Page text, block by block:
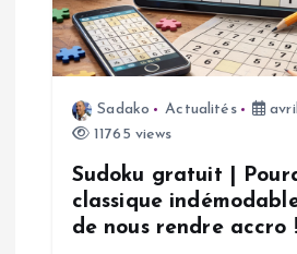
d
e
Sadako Actualités
11765 views
Sudoku gratuit |
classique
de nous rendre accro !